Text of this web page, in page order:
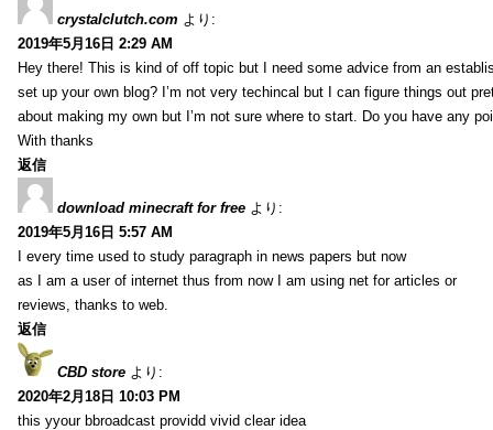
crystalclutch.com より:
2019年5月16日 2:29 AM
Hey there! This is kind of off topic but I need some advice from an
set up your own blog? I’m not very techincal but I can figure things out
about making my own but I’m not sure where to start. Do you have any
With thanks
返信
download minecraft for free より:
2019年5月16日 5:57 AM
I every time used to study paragraph in news papers but now
as I am a user of internet thus from now I am using net for articles or
reviews, thanks to web.
返信
CBD store より:
2020年2月18日 10:03 PM
this yyour bbroadcast providd vivid clear idea